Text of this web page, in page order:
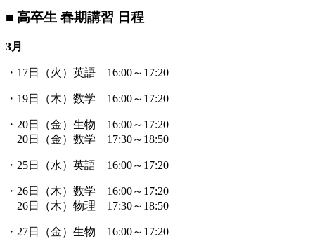
■ 高卒生 春期講習 日程
3月
・17日（火）英語 16:00～17:20
・19日（木）数学 16:00～17:20
・20日（金）生物 16:00～17:20
20日（金）数学 17:30～18:50
・25日（水）英語 16:00～17:20
・26日（木）数学 16:00～17:20
26日（木）物理 17:30～18:50
・27日（金）生物 16:00～17:20